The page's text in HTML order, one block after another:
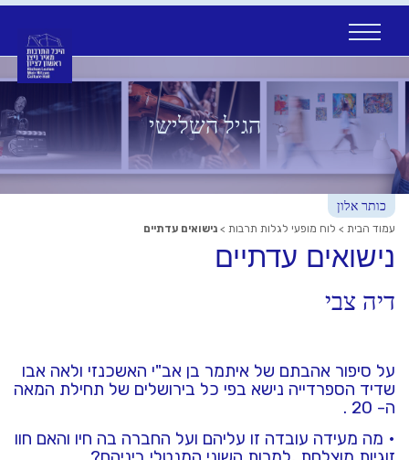
to
content
הגיל השלישי
כותר אלון
עמוד הבית > לוח מופעי לגלות תרבות > נישואים עדתיים
נישואים עדתיים
דיה צבי
על סיפור אהבתם של איתמר בן אב"י האשכנזי ולאה אבו
שדיד הספרדייה נישא בפי כל בירושלים של תחילת המאה
ה- 20 .
• מה מעידה עובדה זו עליהם ועל החברה בה חיו והאם חוו